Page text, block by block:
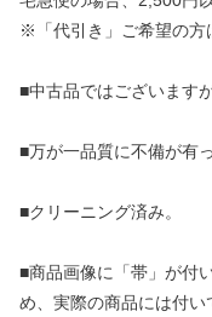
※「代引き」ご希望の方
■中古品ではございます
■万が一品質に不備が有
■クリーニング済み。
■商品画像に「帯」が付
め、実際の商品には付い